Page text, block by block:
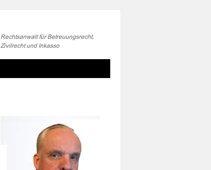
Rechtsanwalt für Betreuungsrecht,
Zivilrecht und Inkasso